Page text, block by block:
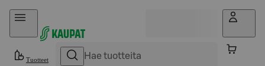
Hyppää sisältöön
Tuotteet